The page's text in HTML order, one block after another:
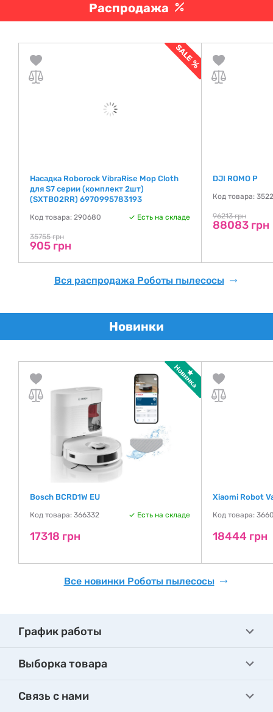
Распродажа
Насадка Roborock VibraRise Mop Cloth
для S7 серии (комплект 2шт)
(SXTB02RR) 6970995783193
Код товара: 290680 Есть на складе
35755 грн
905 грн
DJI ROMO P
Код товара:
96213 грн
88083 грн
Вся распродажа Роботы пылесосы
Новинки
Bosch BCRD1W EU
Код товара: 366332 Есть на складе
17318 грн
Xiaomi Robot
Код товара:
18444 грн
Все новинки Роботы пылесосы
График работы
Выборка товара
Связь с нами